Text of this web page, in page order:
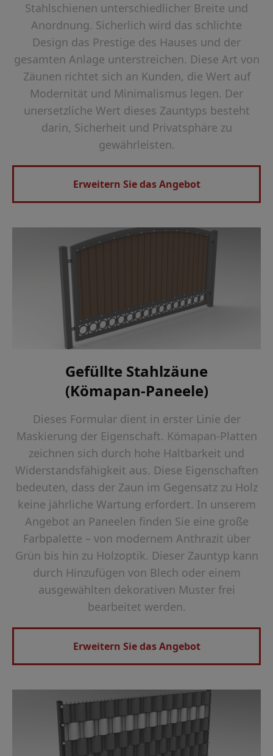
Stahlschienen unterschiedlicher Breite und
Anordnung. Sicherlich wird das schlichte
Design das Prestige des Hauses und der
gesamten Anlage unterstreichen. Diese Art von
Zäunen richtet sich an Kunden, die Wert auf
Modernität und Minimalismus legen. Der
unersetzliche Wert dieses Zauntyps besteht
darin, Sicherheit und Privatsphäre zu
gewährleisten.
Erweitern Sie das Angebot
Gefüllte Stahlzäune
(Kömapan-Paneele)
Dieses Formular dient in erster Linie der
Maskierung der Eigenschaft. Kömapan-Platten
zeichnen sich durch hohe Haltbarkeit und
Widerstandsfähigkeit aus. Diese Eigenschaften
bedeuten, dass der Zaun im Gegensatz zu Holz
keine jährliche Wartung erfordert. In unserem
Angebot an Paneelen finden Sie eine große
Farbpalette – von modernem Anthrazit über
Grün bis hin zu Holzoptik. Dieser Zauntyp kann
durch Hinzufügen von Blech oder einem
ausgewählten dekorativen Muster frei
bearbeitet werden.
Erweitern Sie das Angebot